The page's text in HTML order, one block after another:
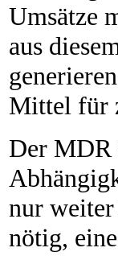
Umsätze
aus
Mittel für
Der MDR
nur
nötig,